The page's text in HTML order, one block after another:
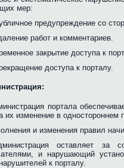
мер:
предупреждение со
работ и комментариев.
закрытие доступа к
доступа к порталу.
портала
их изменение в
и изменения правил
оставляет за
и нарушающий
к порталу.